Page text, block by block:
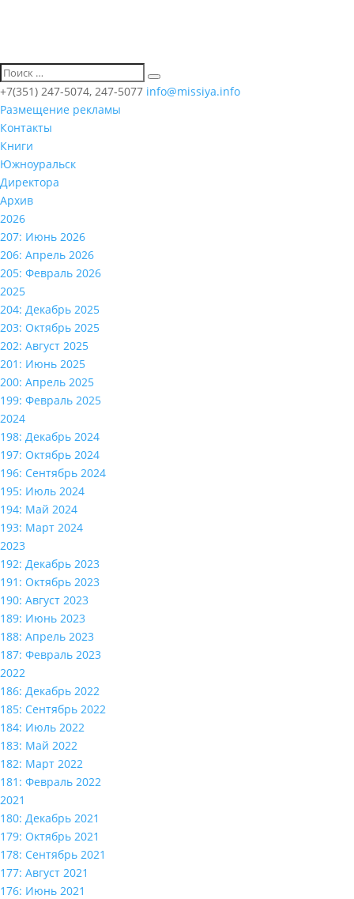
+7(351) 247-5074, 247-5077 info@missiya.info
Размещение рекламы
Контакты
Книги
Южноуральск
Директора
Архив
2026
207: Июнь 2026
206: Апрель 2026
205: Февраль 2026
2025
204: Декабрь 2025
203: Октябрь 2025
202: Август 2025
201: Июнь 2025
200: Апрель 2025
199: Февраль 2025
2024
198: Декабрь 2024
197: Октябрь 2024
196: Сентябрь 2024
195: Июль 2024
194: Май 2024
193: Март 2024
2023
192: Декабрь 2023
191: Октябрь 2023
190: Август 2023
189: Июнь 2023
188: Апрель 2023
187: Февраль 2023
2022
186: Декабрь 2022
185: Сентябрь 2022
184: Июль 2022
183: Май 2022
182: Март 2022
181: Февраль 2022
2021
180: Декабрь 2021
179: Октябрь 2021
178: Сентябрь 2021
177: Август 2021
176: Июнь 2021